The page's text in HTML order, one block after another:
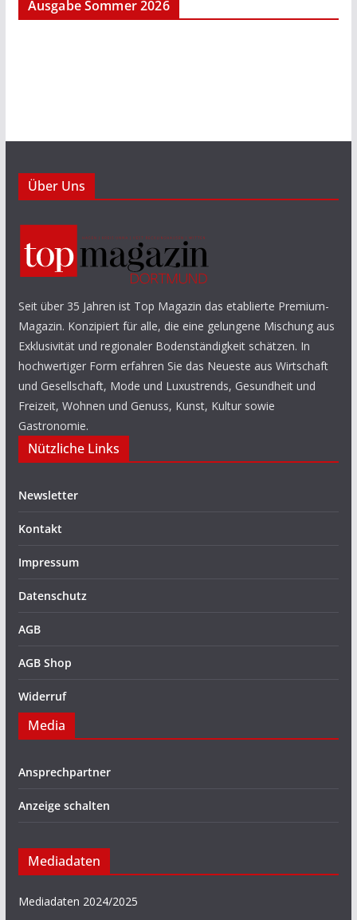
Ausgabe Sommer 2026
Über Uns
Seit über 35 Jahren ist Top Magazin das etablierte Premium-
Magazin. Konzipiert für alle, die eine gelungene Mischung aus
Exklusivität und regionaler Bodenständigkeit schätzen. In
hochwertiger Form erfahren Sie das Neueste aus Wirtschaft
und Gesellschaft, Mode und Luxustrends, Gesundheit und
Freizeit, Wohnen und Genuss, Kunst, Kultur sowie
Gastronomie.
Nützliche Links
Newsletter
Kontakt
Impressum
Datenschutz
AGB
AGB Shop
Widerruf
Media
Ansprechpartner
Anzeige schalten
Mediadaten
Mediadaten 2024/2025